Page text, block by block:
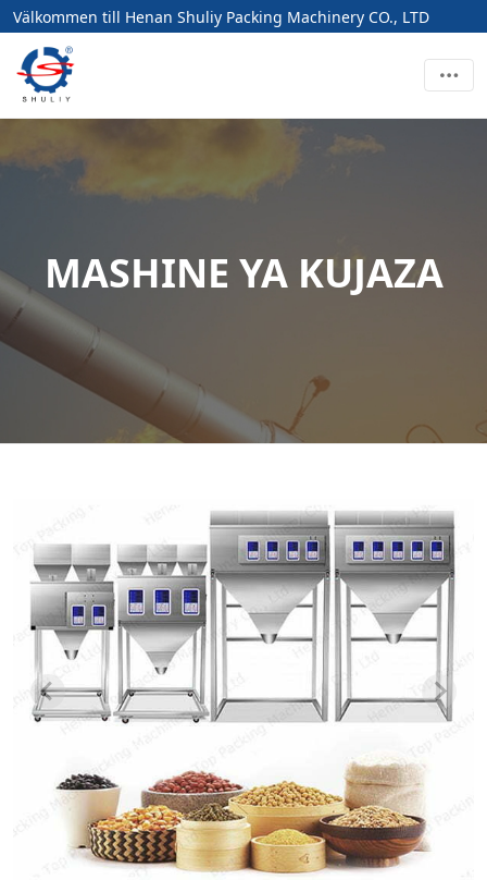
Välkommen till Henan Shuliy Packing Machinery CO., LTD
MASHINE YA KUJAZA